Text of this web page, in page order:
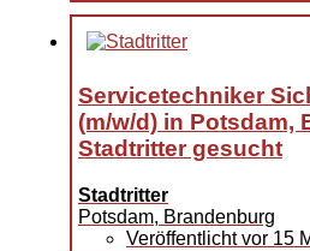
Servicetechniker
(m/w/d) in Potsdam,
Stadtritter gesucht
Stadtritter
Potsdam, Brandenburg
Veröffentlicht vor 15